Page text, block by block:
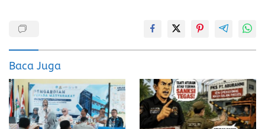
o
o
k
d
o
n
Baca Juga